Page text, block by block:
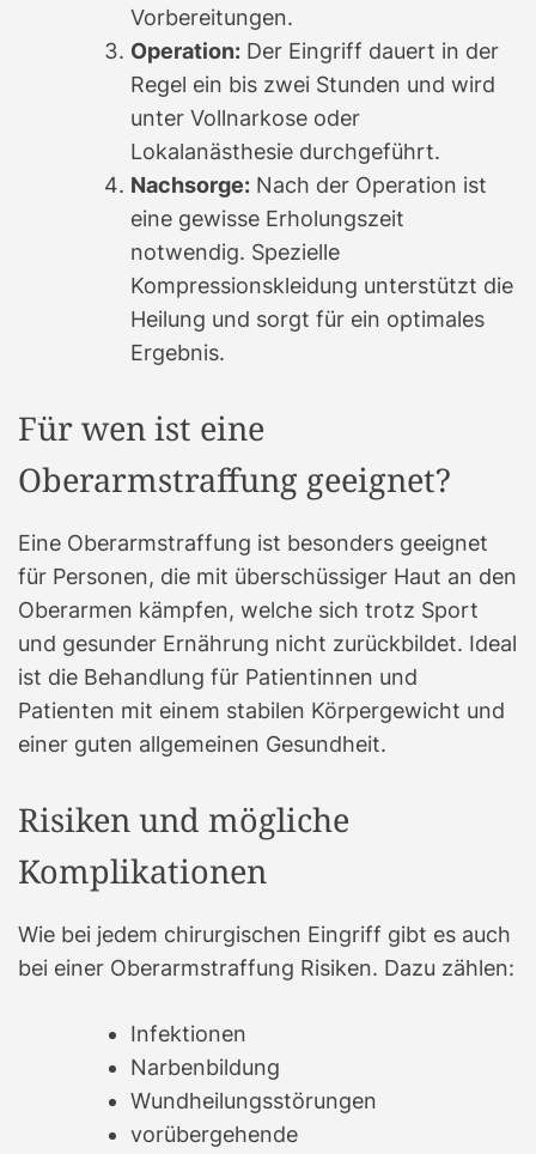
Vorbereitungen.
Operation: Der Eingriff dauert in der
Regel ein bis zwei Stunden und wird
unter Vollnarkose oder
Lokalanästhesie durchgeführt.
Nachsorge: Nach der Operation ist
eine gewisse Erholungszeit
notwendig. Spezielle
Kompressionskleidung unterstützt die
Heilung und sorgt für ein optimales
Ergebnis.
Für wen ist eine
Oberarmstraffung geeignet?
Eine Oberarmstraffung ist besonders geeignet
für Personen, die mit überschüssiger Haut an den
Oberarmen kämpfen, welche sich trotz Sport
und gesunder Ernährung nicht zurückbildet. Ideal
ist die Behandlung für Patientinnen und
Patienten mit einem stabilen Körpergewicht und
einer guten allgemeinen Gesundheit.
Risiken und mögliche
Komplikationen
Wie bei jedem chirurgischen Eingriff gibt es auch
bei einer Oberarmstraffung Risiken. Dazu zählen:
Infektionen
Narbenbildung
Wundheilungsstörungen
vorübergehende